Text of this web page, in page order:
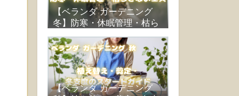
【ベランダ ガーデニング
冬】防寒・休眠管理・枯ら
【ベランダ ガーデニング